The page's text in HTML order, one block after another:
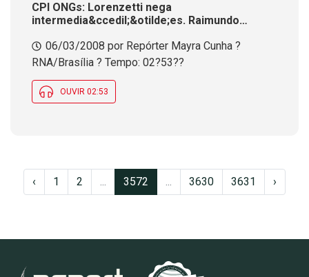
CPI ONGs: Lorenzetti nega
intermedia&ccedil;&otilde;es. Raimundo
insatisfat&oacute;rio
06/03/2008 por Repórter Mayra Cunha ?
RNA/Brasília ? Tempo: 02?53??
OUVIR 02:53
‹ 1 2 ... 3572 ... 3630 3631 ›